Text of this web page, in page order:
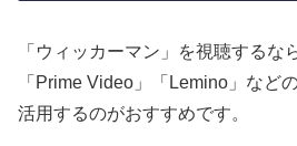
「ウィッカーマン」を視聴するな
「Prime Video」「Lemino」など
活用するのがおすすめです。